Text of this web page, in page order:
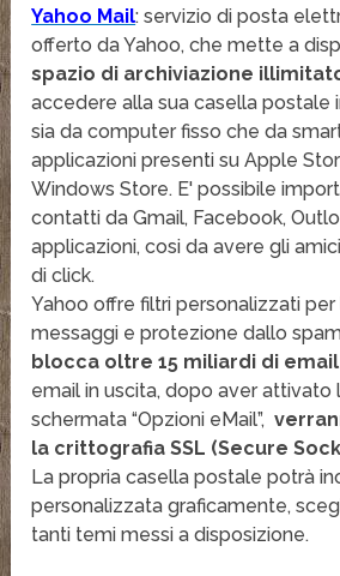
Yahoo Mail: servizio di posta
offerto da Yahoo, che mette a
spazio di archiviazione
accedere alla sua casella postale
sia da computer fisso che da
applicazioni presenti su Apple
Windows Store. E' possibile
contatti da Gmail, Facebook,
applicazioni, cosi da avere gli
di click.
Yahoo offre filtri personalizzati per
messaggi e protezione dallo
blocca oltre 15 miliardi di
email in uscita, dopo aver attivato
schermata “Opzioni eMail”,
la crittografia SSL (Secure
La propria casella postale potrà
personalizzata graficamente,
tanti temi messi a disposizione.